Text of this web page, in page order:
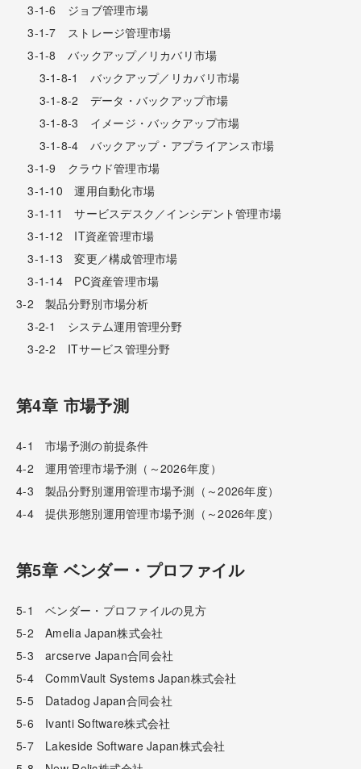
3-1-6 ジョブ管理市場
3-1-7 ストレージ管理市場
3-1-8 バックアップ／リカバリ市場
3-1-8-1 バックアップ／リカバリ市場
3-1-8-2 データ・バックアップ市場
3-1-8-3 イメージ・バックアップ市場
3-1-8-4 バックアップ・アプライアンス市場
3-1-9 クラウド管理市場
3-1-10 運用自動化市場
3-1-11 サービスデスク／インシデント管理市場
3-1-12 IT資産管理市場
3-1-13 変更／構成管理市場
3-1-14 PC資産管理市場
3-2 製品分野別市場分析
3-2-1 システム運用管理分野
3-2-2 ITサービス管理分野
第4章 市場予測
4-1 市場予測の前提条件
4-2 運用管理市場予測（～2026年度）
4-3 製品分野別運用管理市場予測（～2026年度）
4-4 提供形態別運用管理市場予測（～2026年度）
第5章 ベンダー・プロファイル
5-1 ベンダー・プロファイルの見方
5-2 Amelia Japan株式会社
5-3 arcserve Japan合同会社
5-4 CommVault Systems Japan株式会社
5-5 Datadog Japan合同会社
5-6 Ivanti Software株式会社
5-7 Lakeside Software Japan株式会社